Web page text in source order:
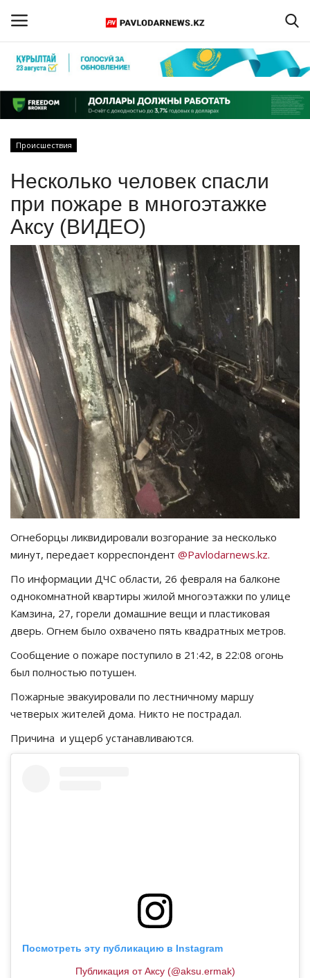
Регистрация
Главная
КАЗАХСТАН
МИР
СПЕЦПРОЕКТЫ
СПОРТ
Чек-лист
РАЗВЛЕЧЕНИЯ
OFFICIAL
Курултай
Язык
Қазақша Русский
Происшествия
Несколько человек спасли
при пожаре в многоэтажке
Аксу (ВИДЕО)
Огнеборцы ликвидировали возгорание за несколько
минут, передает корреспондент @Pavlodarnеws.kz.
По информации ДЧС области, 26 февраля на балконе
однокомнатной квартиры жилой многоэтажки по улице
Камзина, 27, горели домашние вещи и пластиковая
дверь. Огнем было охвачено пять квадратных метров.
Сообщение о пожаре поступило в 21:42, в 22:08 огонь
был полностью потушен.
Пожарные эвакуировали по лестничному маршу
четверых жителей дома. Никто не пострадал.
Причина и ущерб устанавливаются.
Посмотреть эту публикацию в Instagram
Публикация от Аксу (@aksu.ermak)